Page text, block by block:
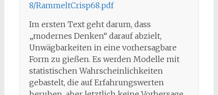
8/RammeltCrisp68.pdf
Im ersten Text geht darum, dass
„modernes Denken“ darauf abzielt,
Unwägbarkeiten in eine vorhersagbare
Form zu gießen. Es werden Modelle mit
statistischen Wahrscheinlichkeiten
gebastelt, die auf Erfahrungswerten